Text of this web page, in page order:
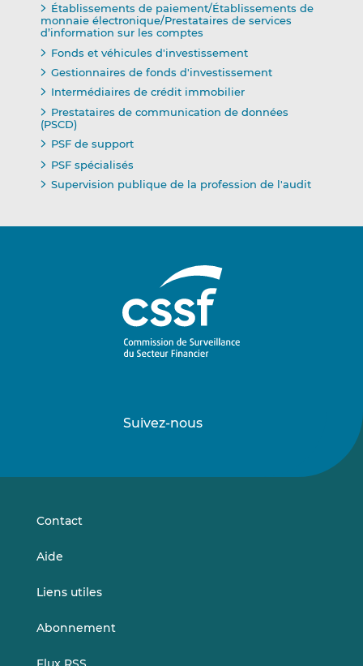
Établissements de paiement/Établissements de
monnaie électronique/Prestataires de services
d’information sur les comptes
Fonds et véhicules d'investissement
Gestionnaires de fonds d'investissement
Intermédiaires de crédit immobilier
Prestataires de communication de données
(PSCD)
PSF de support
PSF spécialisés
Supervision publique de la profession de l'audit
Suivez-nous
sursur
Contact
Aide
Liens utiles
Abonnement